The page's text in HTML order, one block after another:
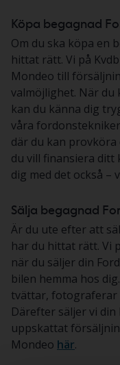
Köpa begagnad
Om du ska köpa en
hittat rätt. Vi på
Mondeo till
valmöjlighet. När du
kan du känna dig
våra
där du kan
du vill finansiera ditt
dig med det också –
Sälja begagnad
Är du ute efter att
har du hittat rätt. Vi
när du säljer din
bilen hemma hos
tvättar, fotograferar
Därefter säljer vi din
uppskattat
Mondeo här.